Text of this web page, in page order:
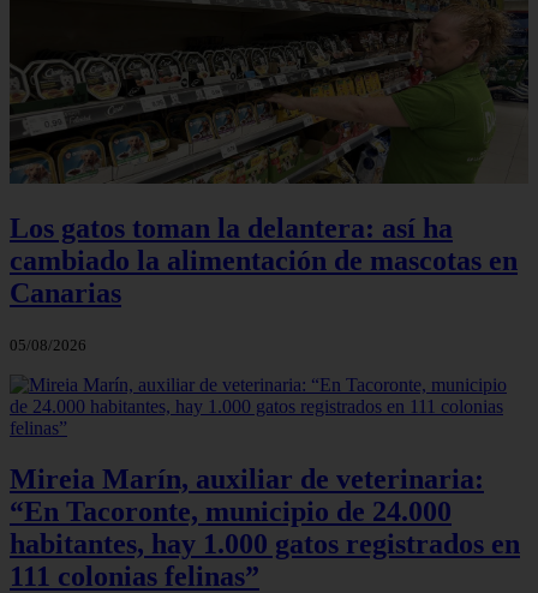
Los gatos toman la delantera: así ha
cambiado la alimentación de mascotas en
Canarias
05/08/2026
Mireia Marín, auxiliar de veterinaria:
“En Tacoronte, municipio de 24.000
habitantes, hay 1.000 gatos registrados en
111 colonias felinas”